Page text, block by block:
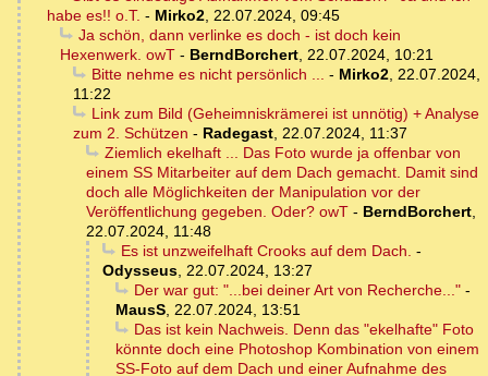
habe es!! o.T. - Mirko2, 22.07.2024, 09:45
Ja schön, dann verlinke es doch - ist doch kein
Hexenwerk. owT - BerndBorchert, 22.07.2024, 10:21
Bitte nehme es nicht persönlich ... - Mirko2, 22.07.2024,
11:22
Link zum Bild (Geheimniskrämerei ist unnötig) + Analyse
zum 2. Schützen - Radegast, 22.07.2024, 11:37
Ziemlich ekelhaft ... Das Foto wurde ja offenbar von
einem SS Mitarbeiter auf dem Dach gemacht. Damit sind
doch alle Möglichkeiten der Manipulation vor der
Veröffentlichung gegeben. Oder? owT - BerndBorchert,
22.07.2024, 11:48
Es ist unzweifelhaft Crooks auf dem Dach. -
Odysseus, 22.07.2024, 13:27
Der war gut: "...bei deiner Art von Recherche..."-
MausS, 22.07.2024, 13:51
Das ist kein Nachweis. Denn das "ekelhafte" Foto
könnte doch eine Photoshop Kombination von einem
SS-Foto auf dem Dach und einer Aufnahme des